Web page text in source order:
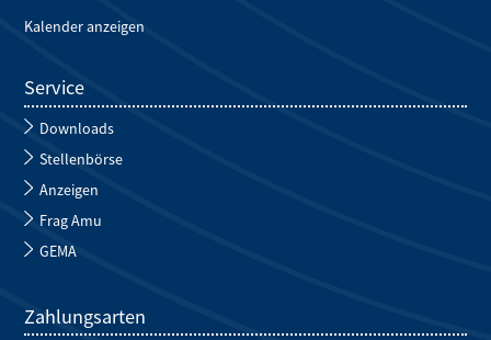
Kalender anzeigen
Service
Downloads
Stellenbörse
Anzeigen
Frag Amu
GEMA
Zahlungsarten